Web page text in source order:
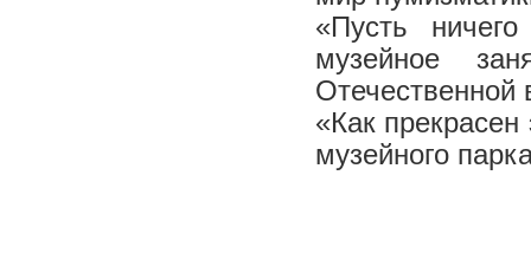
«Пусть
музейное
Отечественной
«Как прекрасен
музейного